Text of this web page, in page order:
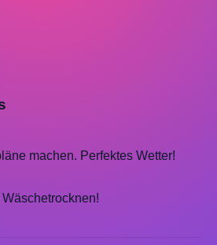
machen. Perfektes Wetter!